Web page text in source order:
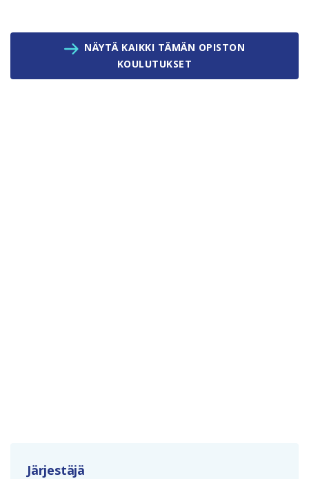
NÄYTÄ KAIKKI TÄMÄN OPISTON
KOULUTUKSET
Järjestäjä